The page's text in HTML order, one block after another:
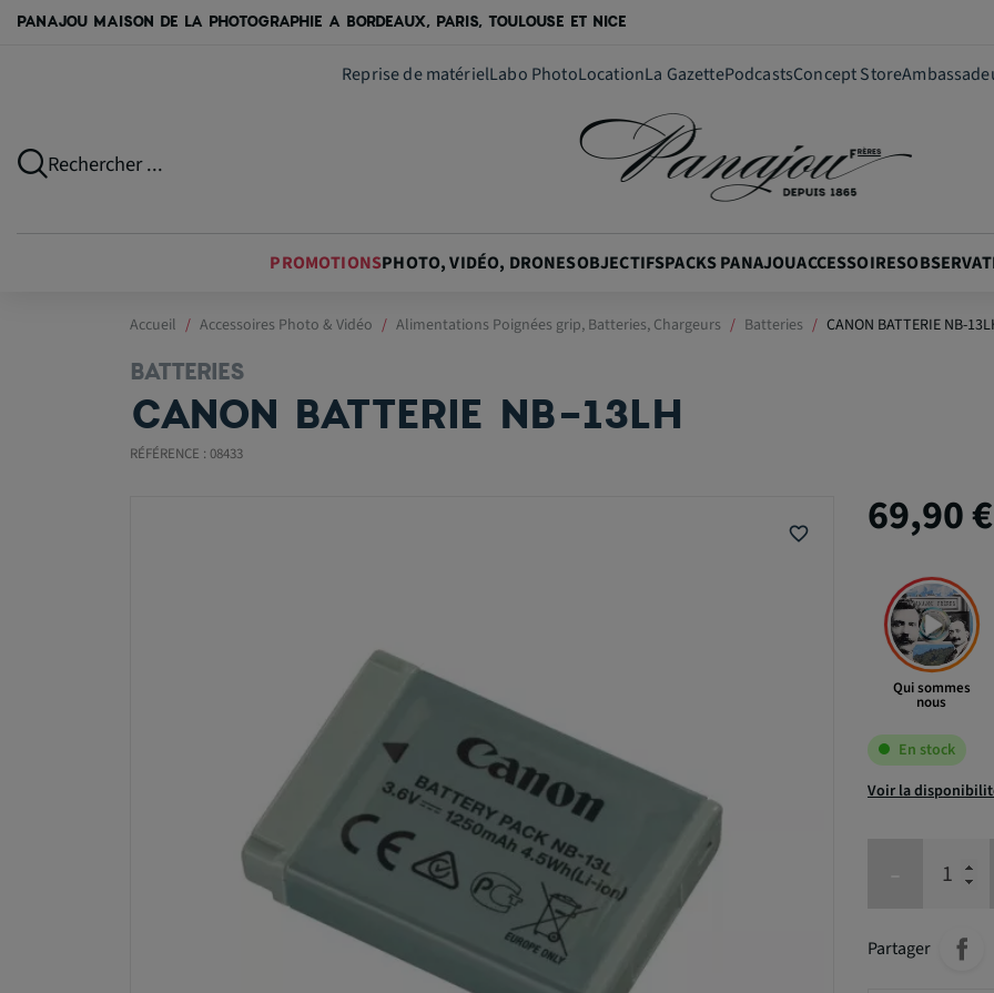
PANAJOU MAISON DE LA PHOTOGRAPHIE A BORDEAUX, PARIS, TOULOUSE ET NICE
Reprise de matérielLabo PhotoLocationLa GazettePodcastsConcept Store
Rechercher ...
PROMOTIONSPHOTO, VIDÉO, DRONESOBJECTIFSPACKS PANAJOUACCESSOIRES
Accueil Accessoires Photo & Vidéo Alimentations Poignées grip, Batteries, Chargeurs Batteries CANON BATTERIE NB-
BATTERIES
CANON BATTERIE NB-13LH
RÉFÉRENCE : 08433
favorite_border 69,90 €
Qui sommes
nous
En stock
Voir la
Partager